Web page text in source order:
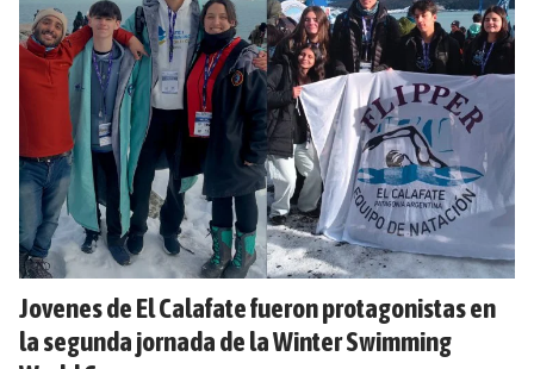
Jovenes de El Calafate fueron protagonistas en
la segunda jornada de la Winter Swimming